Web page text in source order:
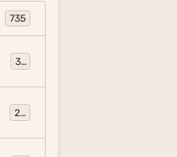
735
317
281